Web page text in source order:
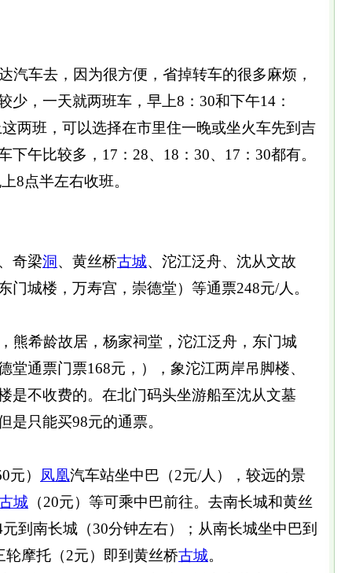
汽车去，因为很方便，省掉转车的很多麻烦，
少，一天就两班车，早上8：30和下午14：
两班，可以选择在市里住一晚或坐火车先到吉
下午比较多，17：28、18：30、17：30都有。
8点半左右收班。
奇梁洞 、黄丝桥古城、沱江泛舟、沈从文故
门城楼，万寿宫，崇德堂）等通票248元/人。
希龄故居，杨家祠堂，沱江泛舟，东门城
堂通票门票168元，），象沱江两岸吊脚楼、
是不收费的。在北门码头坐游船至沈从文墓
是只能买98元的通票。
元） 凤凰汽车站坐中巴（2元/人），较远的景
城 （20元）等可乘中巴前往。去南长城和黄丝
到南长城（30分钟左右）；从南长城坐中巴到
摩托（2元）即到黄丝桥古城。